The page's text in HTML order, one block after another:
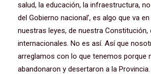
salud, la educación, la infraestructura,
del Gobierno nacional’, es algo que va
nuestras leyes, de nuestra Constitución,
internacionales. No es así. Así que
arreglamos con lo que tenemos porque
abandonaron y desertaron a la